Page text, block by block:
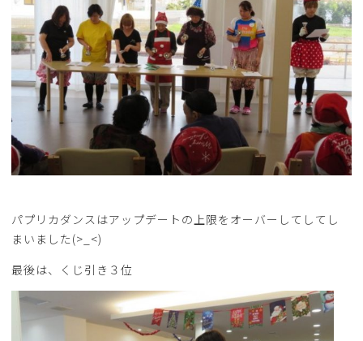
パプリカダンスはアップデートの上限をオーバーしてしてし
まいました(>_<)
最後は、くじ引き３位